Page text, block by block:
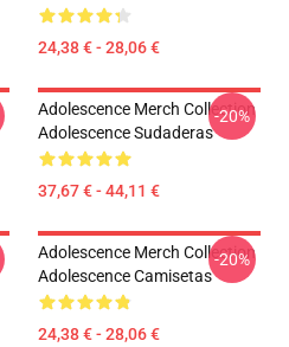
24,38 € - 28,06 €
Adolescence Merch Collection
Adolescence Sudaderas
37,67 € - 44,11 €
-20%
Adolescence Merch Collection
Adolescence Camisetas
24,38 € - 28,06 €
-20%